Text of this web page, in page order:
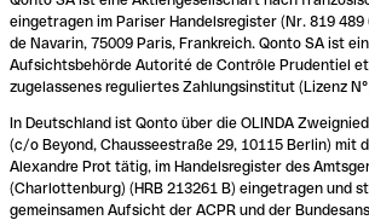
eingetragen im Pariser Handelsregister (Nr. 819
de Navarin, 75009 Paris, Frankreich. Qonto SA ist
Aufsichtsbehörde Autorité de Contrôle Prudentiel et
zugelassenes reguliertes Zahlungsinstitut (Lizenz
In Deutschland ist Qonto über die OLINDA
(c/o Beyond, Chausseestraße 29, 10115 Berlin) mit
Alexandre Prot tätig, im Handelsregister des
(Charlottenburg) (HRB 213261 B) eingetragen und
gemeinsamen Aufsicht der ACPR und der